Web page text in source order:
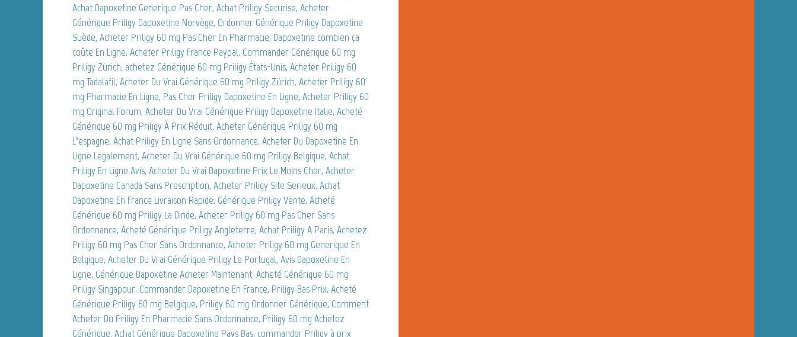
Achat Dapoxetine Generique Pas Cher, Achat Priligy Securise, Acheter
Générique Priligy Dapoxetine Norvège, Ordonner Générique Priligy Dapoxetine
Suède, Acheter Priligy 60 mg Pas Cher En Pharmacie, Dapoxetine combien ça
coûte En Ligne, Acheter Priligy France Paypal, Commander Générique 60 mg
Priligy Zürich, achetez Générique 60 mg Priligy États-Unis, Acheter Priligy 60
mg Tadalafil, Acheter Du Vrai Générique 60 mg Priligy Zürich, Acheter Priligy 60
mg Pharmacie En Ligne, Pas Cher Priligy Dapoxetine En Ligne, Acheter Priligy 60
mg Original Forum, Acheter Du Vrai Générique Priligy Dapoxetine Italie, Acheté
Générique 60 mg Priligy À Prix Réduit, Acheter Générique Priligy 60 mg
L’espagne, Achat Priligy En Ligne Sans Ordonnance, Acheter Du Dapoxetine En
Ligne Legalement, Acheter Du Vrai Générique 60 mg Priligy Belgique, Achat
Priligy En Ligne Avis, Acheter Du Vrai Dapoxetine Prix Le Moins Cher, Acheter
Dapoxetine Canada Sans Prescription, Acheter Priligy Site Serieux, Achat
Dapoxetine En France Livraison Rapide, Générique Priligy Vente, Acheté
Générique 60 mg Priligy La Dinde, Acheter Priligy 60 mg Pas Cher Sans
Ordonnance, Acheté Générique Priligy Angleterre, Achat Priligy A Paris, Achetez
Priligy 60 mg Pas Cher Sans Ordonnance, Acheter Priligy 60 mg Generique En
Belgique, Acheter Du Vrai Générique Priligy Le Portugal, Avis Dapoxetine En
Ligne, Générique Dapoxetine Acheter Maintenant, Acheté Générique 60 mg
Priligy Singapour, Commander Dapoxetine En France, Priligy Bas Prix, Acheté
Générique Priligy 60 mg Belgique, Priligy 60 mg Ordonner Générique, Comment
Acheter Du Priligy En Pharmacie Sans Ordonnance, Priligy 60 mg Achetez
Générique, Achat Générique Dapoxetine Pays Bas, commander Priligy à prix